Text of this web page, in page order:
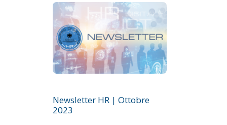
Newsletter HR | Ottobre
2023